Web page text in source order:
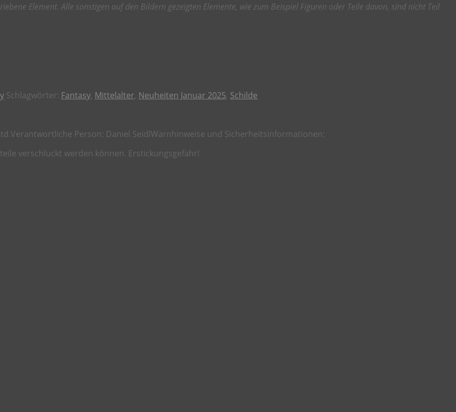
Element. Alle sonstigen auf den Bildern gezeigten Elemente, wie zum Beispiel Figuren oder Teile davon, sind nicht Teil
Schlagwörter: Fantasy, Mittelalter, Neuheiten Januar 2025, Schilde
Verantwortliche Person: Daniel Seidl Warnhinweise und Sicherheitsinformationen:
verschluckt werden können. Erstickungsgefahr!